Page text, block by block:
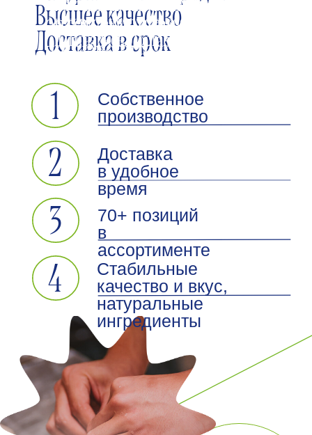
01
Свежий продукт
каждое утро:
Выпекайте круассаны прямо у
себя — клиенты получают только
что выпеченную свежую выпечку
с хрустящей корочкой каждый
раз. Без логистических задержек
и черствения.
Почему кофейни и
рестораны выбирают
замороженные
Стабильные
качество и вкус,
натуральные
ингредиенты
4